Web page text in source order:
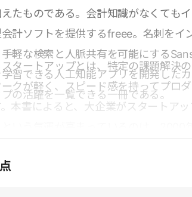
たものである。会計知識がなくても
計ソフトを提供するfreee。名刺をイ
軽な検索と人脈共有を可能にする
学習できる人工知能アプリを開発した
の活躍を一覧できる一冊である。
タートアップとは、特定の課題解決
クが軽く、スピード感を持ってプロ
本書によると、大企業がスタートア
数十億円規模での資金調達が増えて